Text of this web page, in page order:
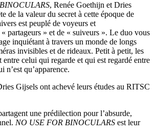
, Renée Goethijn et Dries
de la valeur du secret à cette époque de
est peuplé de voyeurs et
partageurs » et de « suiveurs ». Le duo vous
inquiétant à travers un monde de longs
invisibles et de rideaux. Petit à petit, les
entre celui qui regarde et qui est regardé entre
n’est qu’apparence.
Gijsels ont achevé leurs études au RITSC
une prédilection pour l’absurde,
NO USE FOR BINOCULARS est leur